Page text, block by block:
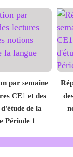
par semaine
CE1 et des
de la
Période 1